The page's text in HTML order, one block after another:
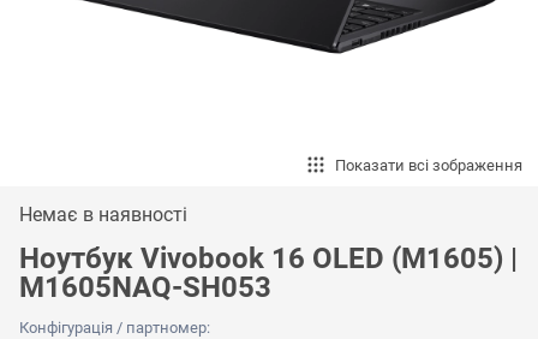
Показати всі зображення
Немає в наявності
Ноутбук Vivobook 16 OLED (M1605) |
M1605NAQ-SH053
Конфігурація / партномер: